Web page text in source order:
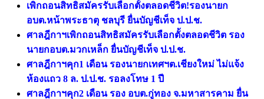
เพิกถอนสิทธิสมัครรับเลือกตั้งตลอดชีวิต!รองนายก
อบต.หน้าพระธาตุ ชลบุรี ยื่นบัญชีเท็จ ป.ป.ช.
ศาลฎีกาฯเพิกถอนสิทธิสมัครรับเลือกตั้งตลอดชีวิต รอง
นายกอบต.มวกเหล็ก ยื่นบัญชีเท็จ ป.ป.ช.
ศาลฎีกาฯคุก1 เดือน รองนายกเทศฯต.เชียงใหม่ ไม่แจ้ง
ห้องแถว 8 ล. ป.ป.ช. รอลงโทษ 1 ปี
ศาลฎีกาฯคุก2 เดือน รอง อบต.กู่ทอง จ.มหาสารคาม ยื่น